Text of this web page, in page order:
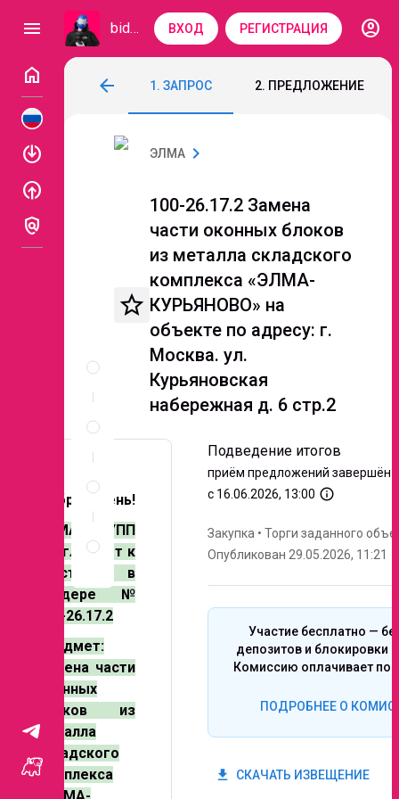
menu bidzaar ВХОД РЕГИСТРАЦИЯ
account_circle
home
enable
enable
policy
arrow_back
100-26.17.2 Замена части оконных
1. ЗАПРОС 2. ПРЕДЛОЖЕНИЕ
Описание
документы
Спецификация
позициям
запроса
Правила
проведения
запроса
ЭЛМА chevron_right
star_border
100-26.17.2 Замена
части оконных блоков
из металла складского
комплекса «ЭЛМА-
КУРЬЯНОВО» на
объекте по адресу: г.
Москва. ул.
Курьяновская
набережная д. 6 стр.2
Добрый день!
ЭЛМА ГРУПП
Приглашает к
участию в
тендере №
100-26.17.2
Предмет:
Замена части
оконных
блоков из
металла
складского
комплекса
Подведение итогов
приём предложений завершён
с 16.06.2026, 13:00 info_outline
Закупка • Торги заданного
Опубликован 29.05.2026, 11:21
Участие бесплатно —
депозитов и блокировки
Комиссию оплачивает
ПОДРОБНЕЕ О
get_app СКАЧАТЬ ИЗВЕЩЕНИЕ